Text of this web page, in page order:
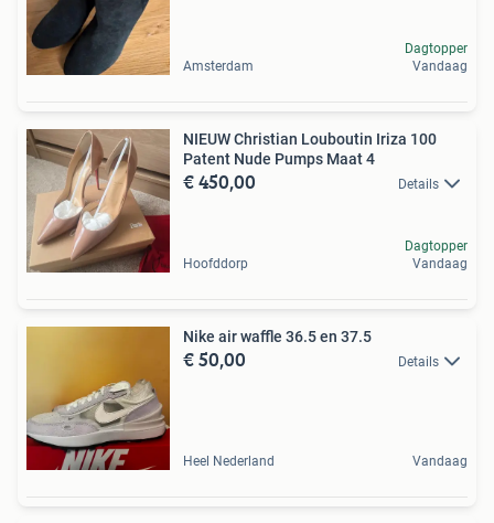
Amsterdam
Dagtopper
Vandaag
NIEUW Christian Louboutin Iriza 100
Patent Nude Pumps Maat 4
€ 450,00 Details
Hoofddorp
Dagtopper
Vandaag
Nike air waffle 36.5 en 37.5
€ 50,00 Details
Heel Nederland Vandaag